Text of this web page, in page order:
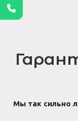
Мы так сильно